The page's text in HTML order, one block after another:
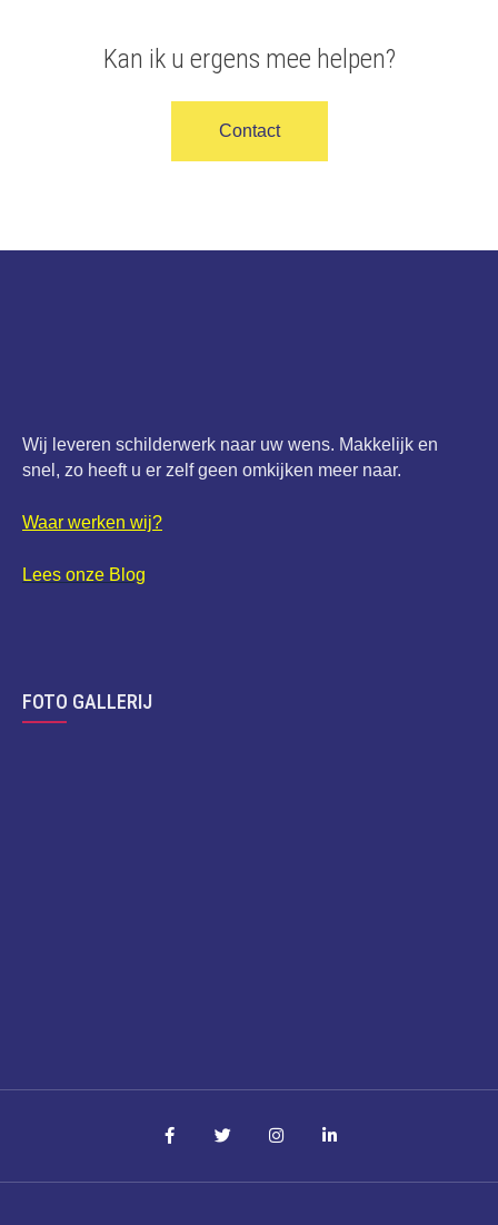
Kan ik u ergens mee helpen?
Contact
Wij leveren schilderwerk naar uw wens. Makkelijk en
snel, zo heeft u er zelf geen omkijken meer naar.
Waar werken wij?
Lees onze Blog
FOTO GALLERIJ